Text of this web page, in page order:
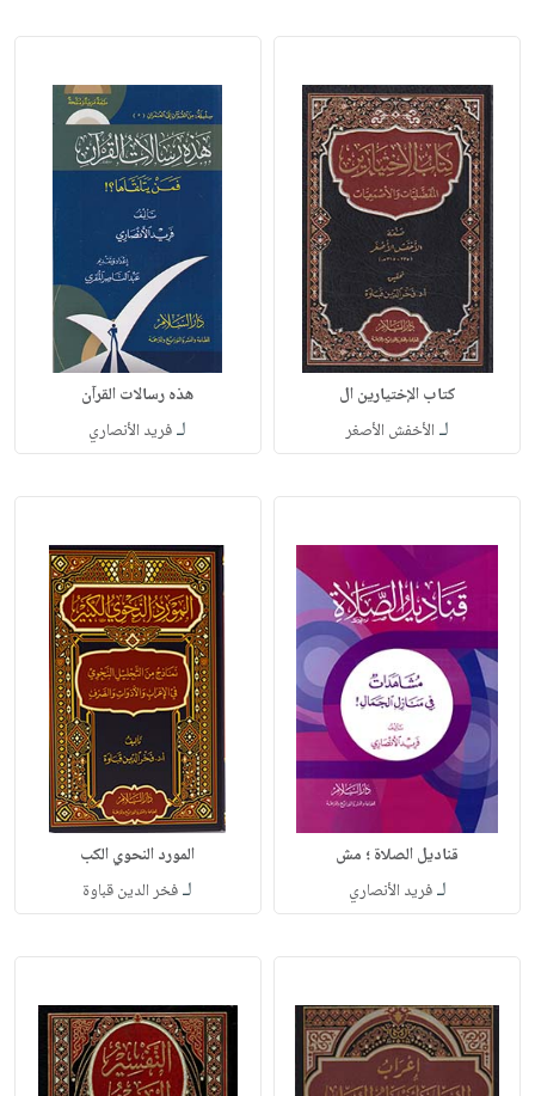
كتاب الإختيارين ال
لـ الأخفش الأصغر
هذه رسالات القرآن
لـفريد الأنصاري
قناديل الصلاة ؛ مش
لـفريد الأنصاري
المورد النحوي الكب
لـفخر الدين قباوة